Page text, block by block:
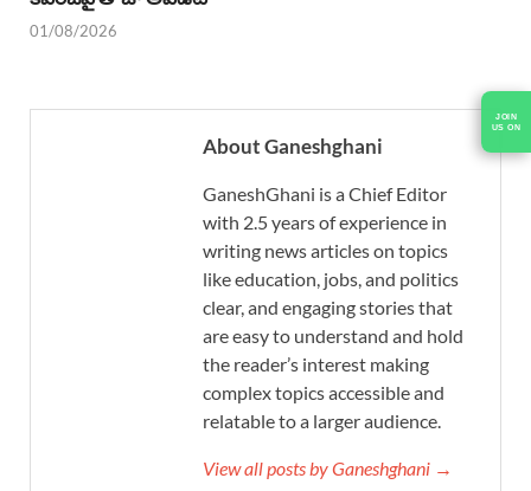
01/08/2026
About Ganeshghani
GaneshGhani is a Chief Editor
with 2.5 years of experience in
writing news articles on topics
like education, jobs, and politics
clear, and engaging stories that
are easy to understand and hold
the reader’s interest making
complex topics accessible and
relatable to a larger audience.
View all posts by Ganeshghani →